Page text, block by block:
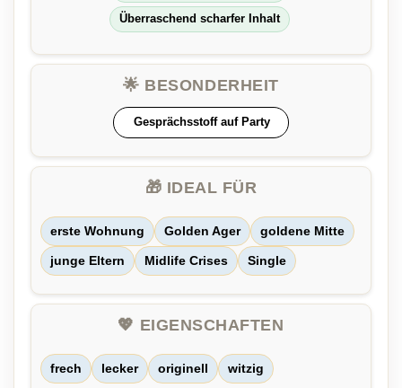
Überraschend scharfer Inhalt
🌟 BESONDERHEIT
Gesprächsstoff auf Party
🎁 IDEAL FÜR
erste Wohnung Golden Ager goldene Mitte
junge Eltern Midlife Crises Single
💖 EIGENSCHAFTEN
frech lecker originell witzig